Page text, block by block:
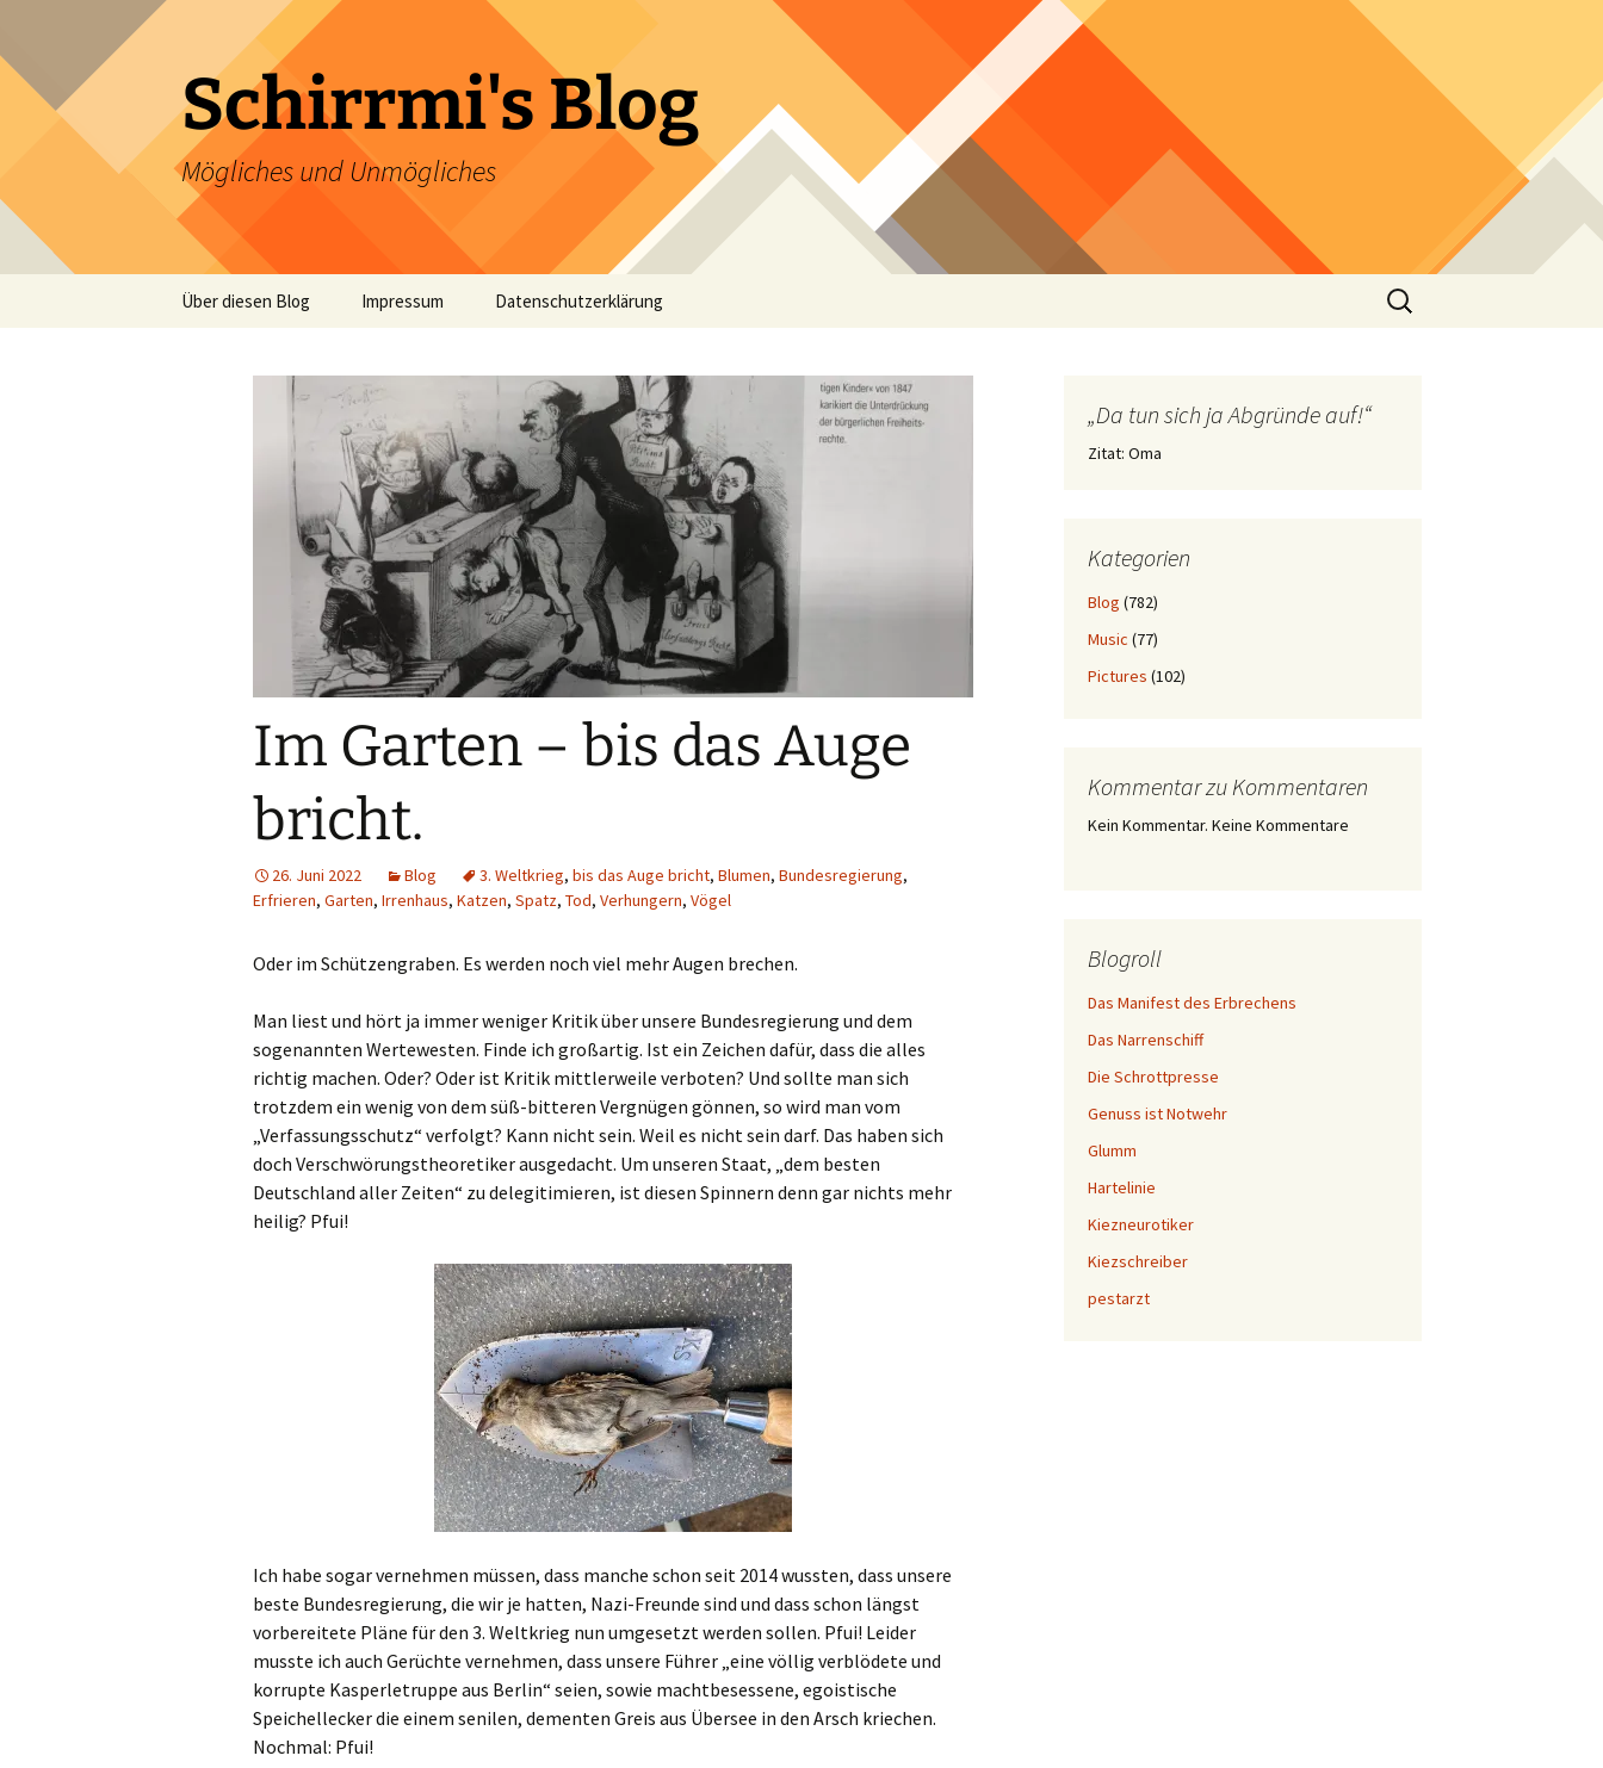
springen
Schirrmi's Blog
Mögliches und Unmögliches
Über diesen Blog Impressum Datenschutzerklärung
Suchen
nach:
Im Garten – bis das Auge
bricht.
26. Juni 2022 Blog 3. Weltkrieg, bis das Auge bricht, Blumen, Bundesregierung,
Erfrieren, Garten, Irrenhaus, Katzen, Spatz, Tod, Verhungern, Vögel
Oder im Schützengraben. Es werden noch viel mehr Augen brechen.
Man liest und hört ja immer weniger Kritik über unsere Bundesregierung und dem
sogenannten Wertewesten. Finde ich großartig. Ist ein Zeichen dafür, dass die alles
richtig machen. Oder? Oder ist Kritik mittlerweile verboten? Und sollte man sich
trotzdem ein wenig von dem süß-bitteren Vergnügen gönnen, so wird man vom
„Verfassungsschutz“ verfolgt? Kann nicht sein. Weil es nicht sein darf. Das haben sich
doch Verschwörungstheoretiker ausgedacht. Um unseren Staat, „dem besten
Deutschland aller Zeiten“ zu delegitimieren, ist diesen Spinnern denn gar nichts mehr
heilig? Pfui!
Ich habe sogar vernehmen müssen, dass manche schon seit 2014 wussten, dass unsere
beste Bundesregierung, die wir je hatten, Nazi-Freunde sind und dass schon längst
vorbereitete Pläne für den 3. Weltkrieg nun umgesetzt werden sollen. Pfui! Leider
musste ich auch Gerüchte vernehmen, dass unsere Führer „eine völlig verblödete und
korrupte Kasperletruppe aus Berlin“ seien, sowie machtbesessene, egoistische
Speichellecker die einem senilen, dementen Greis aus Übersee in den Arsch kriechen.
Nochmal: Pfui!
„Da tun sich ja Abgründe auf!“
Zitat: Oma
Kategorien
Blog (782)
Music (77)
Pictures (102)
Kommentar zu Kommentaren
Kein Kommentar. Keine Kommentare
Blogroll
Das Manifest des Erbrechens
Das Narrenschiff
Die Schrottpresse
Genuss ist Notwehr
Glumm
Hartelinie
Kiezneurotiker
Kiezschreiber
pestarzt